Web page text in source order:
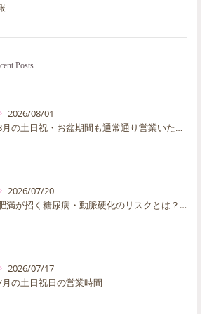
Posts
2026/08/01
8月の土日祝・お盆期間も通常通り営業いたします
2026/07/20
肥満が招く糖尿病・動脈硬化のリスクとは？30代40代男性が今すぐ始めたい予防法を徹底解説
2026/07/17
月の土日祝日の営業時間